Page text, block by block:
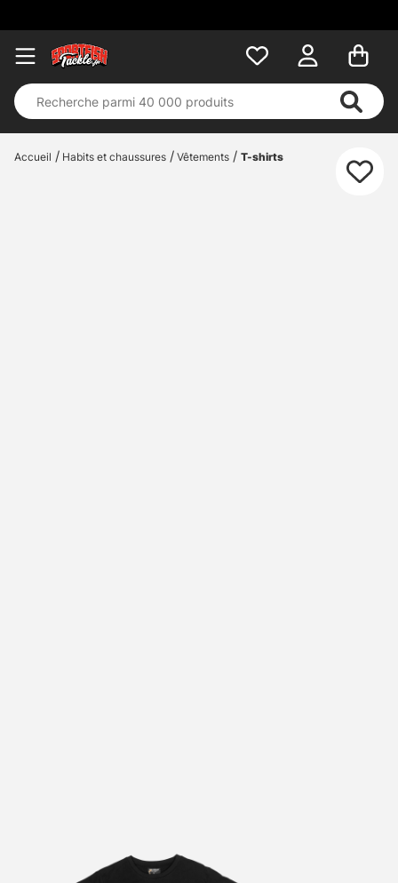
Accueil Habits et chaussures Vêtements T-shirts